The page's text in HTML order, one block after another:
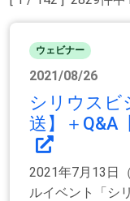
ウェビナー
2021/08/26
シリウスビ
送】＋Q&A
2021年7月13日
ルイベント「シ